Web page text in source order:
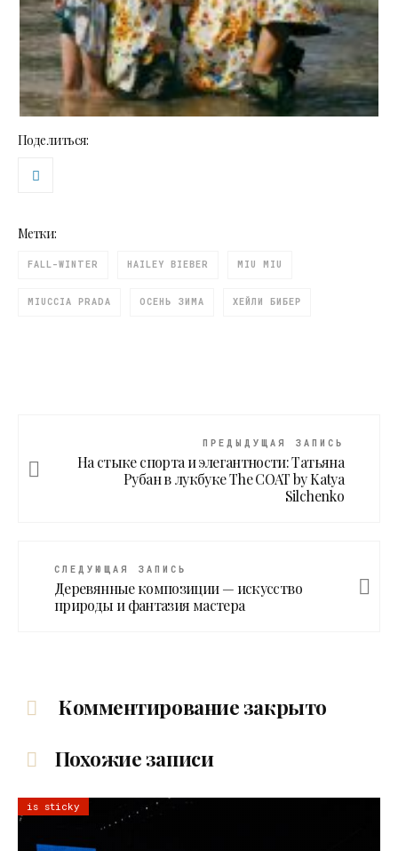
Поделиться:
Метки:
FALL-WINTER HAILEY BIEBER MIU MIU
MIUCCIA PRADA ОСЕНЬ ЗИМА ХЕЙЛИ БИБЕР
ПРЕДЫДУЩАЯ ЗАПИСЬ
На стыке спорта и элегантности: Татьяна
Рубан в лукбуке The COAT by Katya
Silchenko
СЛЕДУЮЩАЯ ЗАПИСЬ
Деревянные композиции — искусство
природы и фантазия мастера
Комментирование закрыто
Похожие записи
is sticky